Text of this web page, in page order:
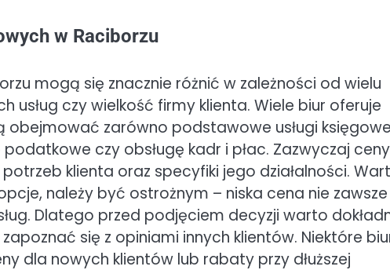
w Raciborzu
mogą się znacznie różnić w zależności od wielu
usług czy wielkość firmy klienta. Wiele biur oferuje
zarówno podstawowe usługi
czy obsługę kadr i płac. Zazwyczaj ceny
klienta oraz specyfiki jego działalności.
należy być ostrożnym – niska cena nie zawsze
Dlatego przed podjęciem decyzji warto
się z opiniami innych klientów. Niektóre
dla nowych klientów lub rabaty przy dłuższej